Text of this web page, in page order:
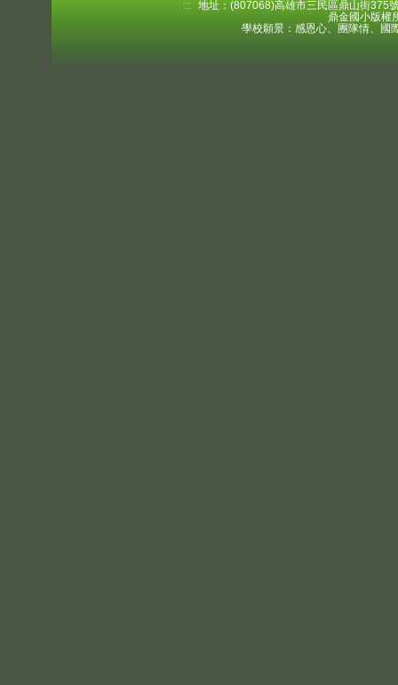
::: 地址：(807068)高雄市三民區鼎山街
鼎金國小版權
學校願景：感恩心、團隊情、國